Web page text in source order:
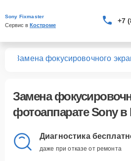
Sony Fixmaster
Сервис в Костроме
+7
Замена фокусировочного
Замена
фотоаппарате Sony в
Диагностика
даже при отказе от ремонта